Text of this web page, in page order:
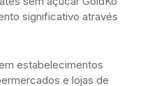
significativo através
estabelecimentos
e lojas de